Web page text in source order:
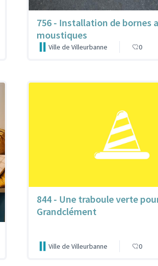
756 - Installation de bornes
moustiques
Ville de Villeurbanne 0
844 - Une traboule verte
Grandclément
Ville de Villeurbanne 0